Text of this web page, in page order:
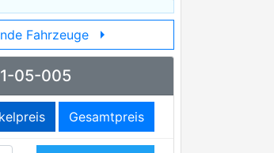
Fahrzeuge arrow_right
05-005
Gesamtpreis